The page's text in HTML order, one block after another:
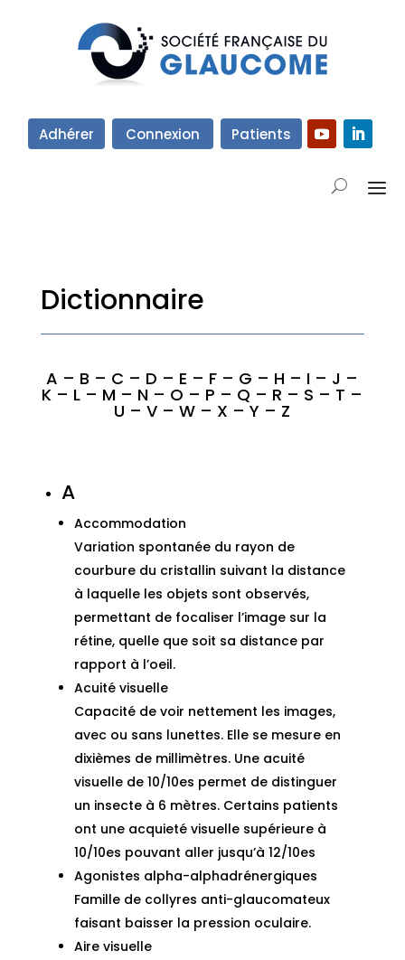
Adhérer Connexion Patients
Dictionnaire
A – B – C – D – E – F – G – H – I – J –
K – L – M – N – O – P – Q – R – S – T –
U –V –W – X –Y – Z
A
Accommodation
Variation spontanée du rayon de
courbure du cristallin suivant la distance
à laquelle les objets sont observés,
permettant de focaliser l’image sur la
rétine, quelle que soit sa distance par
rapport à l’oeil.
Acuité visuelle
Capacité de voir nettement les images,
avec ou sans lunettes. Elle se mesure en
dixièmes de millimètres. Une acuité
visuelle de 10/10es permet de distinguer
un insecte à 6 mètres. Certains patients
ont une acquieté visuelle supérieure à
10/10es pouvant aller jusqu’à 12/10es
Agonistes alpha-alphadrénergiques
Famille de collyres anti-glaucomateux
faisant baisser la pression oculaire.
Aire visuelle